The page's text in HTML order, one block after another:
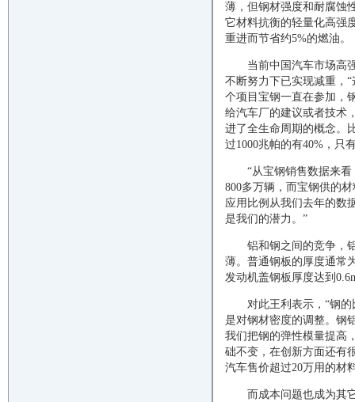
薄，但钢材强度和耐腐蚀
它材料抗衡的轻量化高强
重进而节省约5%的燃油。
当前中国汽车市场高
不断努力下已实现减重，
个项目宝钢一直在参加，
给汽车厂的建议或者技术
进了全生命周期的概念。
过1000兆帕的有40%，只
“从宝钢销售数据来
800多万辆，而宝钢供的
应用比例从我们去年的数
是我们的潜力。”
铝和钢之间的竞争，
薄。普通钢板的厚度通常
发动机盖钢板厚度达到
对此王利表示，“钢
是对钢材密度的调整。钢
我们把钢的弹性模量提高
础不变，在创新方面还有
汽车售价超过20万用的材
而成本问题也成为其